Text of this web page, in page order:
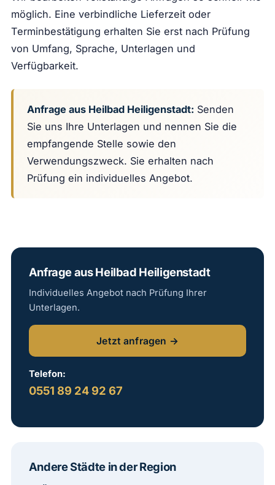
möglich. Eine verbindliche Lieferzeit oder
Terminbestätigung erhalten Sie erst nach Prüfung
von Umfang, Sprache, Unterlagen und
Verfügbarkeit.
Anfrage aus Heilbad Heiligenstadt: Senden
Sie uns Ihre Unterlagen und nennen Sie die
empfangende Stelle sowie den
Verwendungszweck. Sie erhalten nach
Prüfung ein individuelles Angebot.
Anfrage aus Heilbad Heiligenstadt
Individuelles Angebot nach Prüfung Ihrer
Unterlagen.
Jetzt anfragen →
Telefon:
0551 89 24 92 67
Andere Städte in der Region